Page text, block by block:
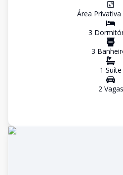
Área Privativa
3
3
1 Suíte
2Vagas